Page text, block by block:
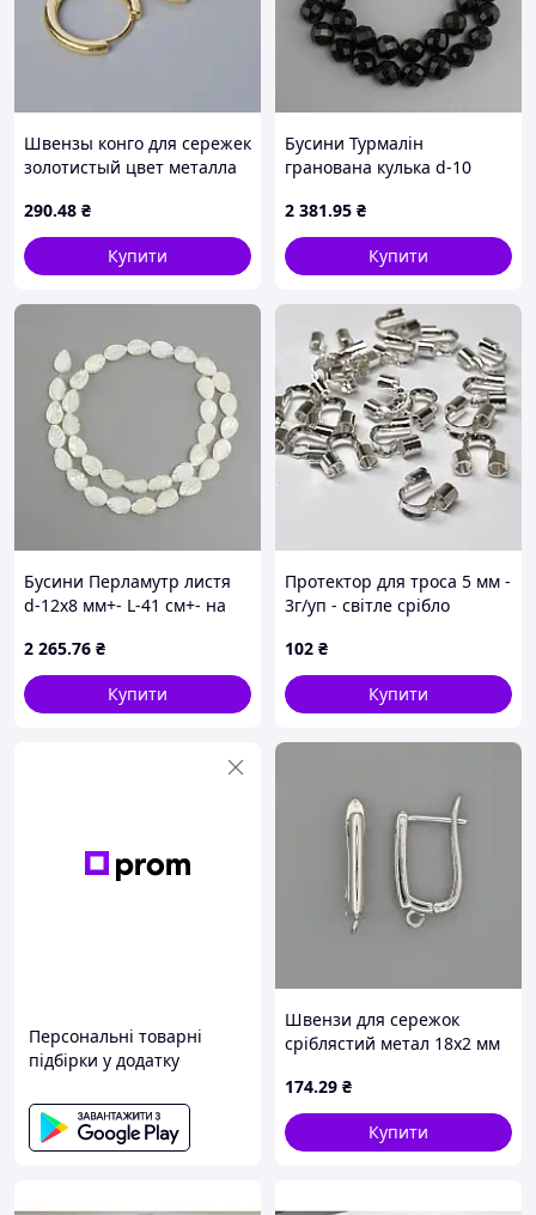
Швензы конго для сережек
золотистый цвет металла
290.48 ₴
Купити
Бусини Турмалін
гранована кулька d-10
2 381.95 ₴
Купити
Бусини Перламутр листя
d-12х8 мм+- L-41 см+- на
2 265.76 ₴
Купити
Протектор для троса 5 мм -
3г/уп - світле срібло
102 ₴
Купити
Персональні товарні
підбірки у додатку
Швензи для сережок
сріблястий метал 18х2 мм
174.29 ₴
Купити